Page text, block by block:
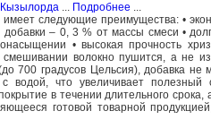
Кызылорда... Подробнее ...
следующие преимущества: •
– 0, 3 % от массы смеси •
• высокая прочность
волокно пушится, а не
700 градусов Цельсия), добавка
водой, что увеличивает
в течении длительного срока,
готовой товарной